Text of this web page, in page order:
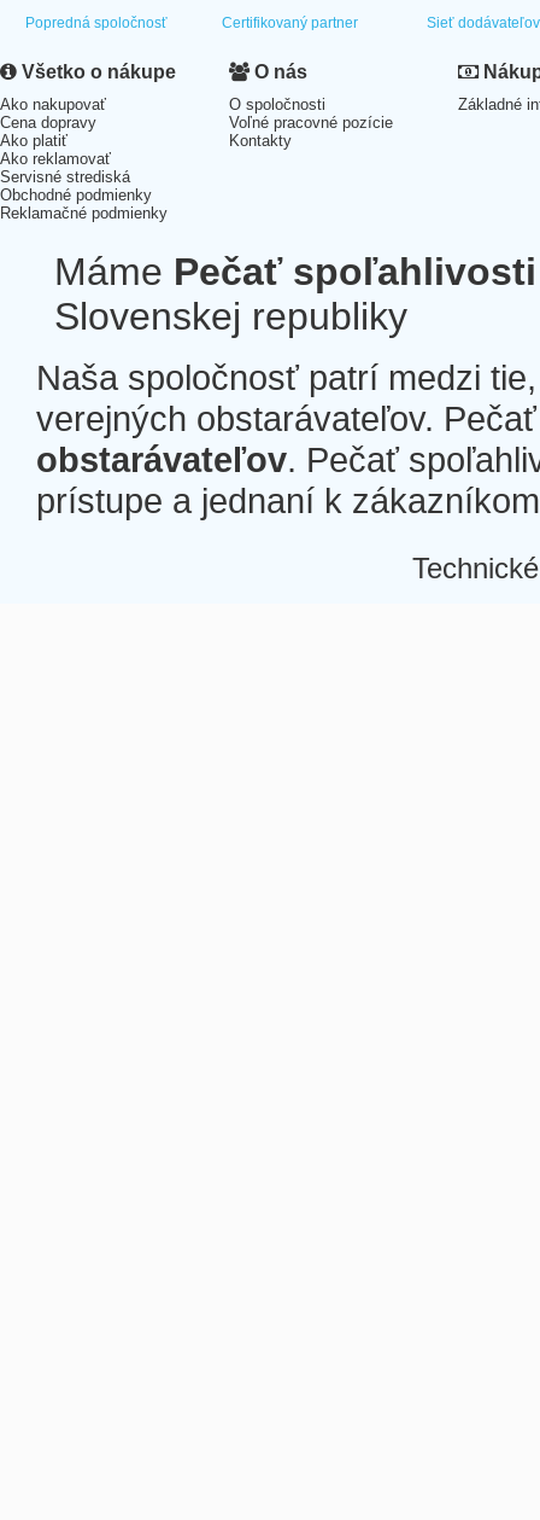
Popredná spoločnosť Certifikovaný partner Sieť dodávateľov
Všetko o nákupe
Ako nakupovať
Cena dopravy
Ako platiť
Ako reklamovať
Servisné strediská
Obchodné podmienky
Reklamačné podmienky
O nás
O spoločnosti
Voľné pracovné pozície
Kontakty
Základné
Máme Pečať spoľahlivosti
Slovenskej republiky
Naša spoločnosť patrí medzi
verejných obstarávateľov.
obstarávateľov. Pečať
prístupe a jednaní k